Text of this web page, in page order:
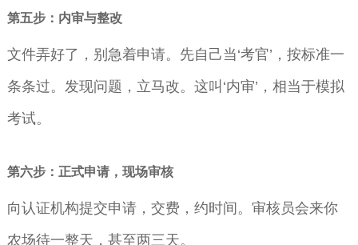
第五步：内审与整改
文件弄好了，别急着申请。先自己当‘考官’，按标准一
条条过。发现问题，立马改。这叫‘内审’，相当于模拟
考试。
第六步：正式申请，现场审核
向认证机构提交申请，交费，约时间。审核员会来你
农场待一整天，甚至两三天。